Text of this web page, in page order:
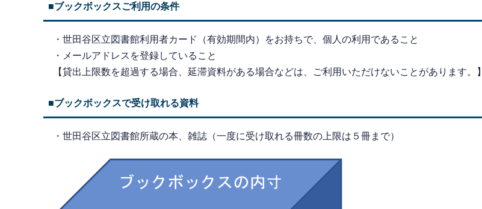
■ブックボックスご利用の条件
・世田谷区立図書館利用者カード（有効期間内）をお持ちで、個人の利用であること
・メールアドレスを登録していること
【貸出上限数を超過する場合、延滞資料がある場合などは、ご利用いただけないことがあります。】
■ブックボックスで受け取れる資料
・世田谷区立図書館所蔵の本、雑誌（一度に受け取れる冊数の上限は５冊まで）